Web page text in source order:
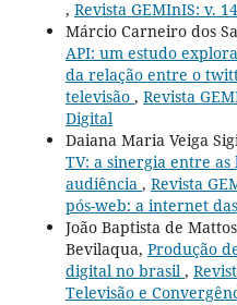
, Revista GEMInIS: v.
Márcio Carneiro dos
API: um estudo
da relação entre o
televisão , Revista
Digital
Daiana Maria Veiga
TV: a sinergia entre as
audiência , Revista
pós-web: a internet
João Baptista de
Bevilaqua, Produção
digital no brasil ,
Televisão e